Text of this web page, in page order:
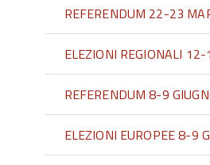
REFERENDUM 22-23
ELEZIONI REGIONALI
REFERENDUM 8-9
ELEZIONI EUROPEE 8-9